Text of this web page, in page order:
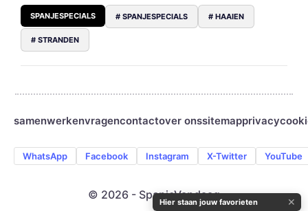
SPANJESPECIALS # SPANJESPECIALS # HAAIEN
# STRANDEN
samenwerkenvragencontactover onssitemapprivacy
WhatsApp Facebook Instagram X-Twitter YouTube
© 2026 - SpanjeVandaag
Hier staan jouw favorieten ✕